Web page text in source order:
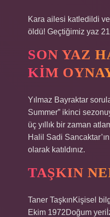
Kara ailesi katledildi
öldü! Geçtiğimiz yaz
SON YAZ
KIM
Yılmaz Bayraktar
Summer” ikinci
üç yıllık bir zaman
Halil Sadi
olarak katıldınız.
TAŞKIN
Taner TaşkınKişisel
Ekim 1972Doğum